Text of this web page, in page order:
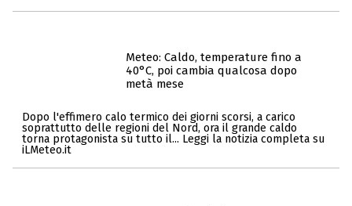
Meteo: Caldo, temperature fino a
40°C, poi cambia qualcosa dopo
metà mese
Dopo l'effimero calo termico dei giorni scorsi, a carico
soprattutto delle regioni del Nord, ora il grande caldo
torna protagonista su tutto il... Leggi la notizia completa su
iLMeteo.it